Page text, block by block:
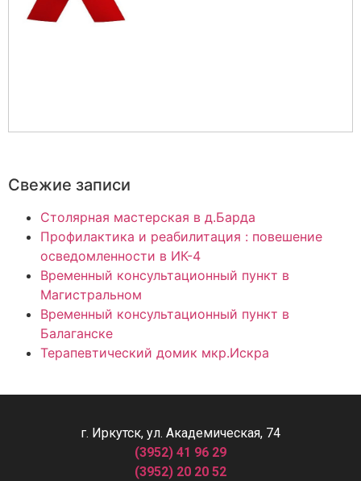
Свежие записи
Столярная мастерская в д.Барда
Профилактика и реабилитация : повешение
осведомленности в ИК-4
Временный консультационный пункт в
Магистральном
Временный консультационный пункт в
Балаганске
Терапевтический домик мкр.Искра
г. Иркутск, ул. Академическая, 74
(3952) 41 96 29
(3952) 20 20 52